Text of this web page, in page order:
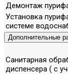
Демонтаж
Установка
системе
Дополнительные
Санитарная
диспенсера ( с